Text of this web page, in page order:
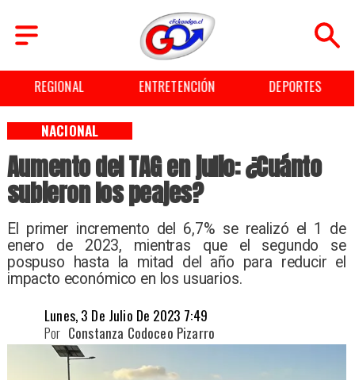
REGIONAL ENTRETENCIÓN DEPORTES
Aumento del TAG en julio: ¿Cuánto
subieron los peajes?
El primer incremento del 6,7% se realizó el 1 de
enero de 2023, mientras que el segundo se
pospuso hasta la mitad del año para reducir el
impacto económico en los usuarios.
NACIONAL
Lunes, 3 De Julio De 2023 7:49
Constanza Codoceo Pizarro
Por